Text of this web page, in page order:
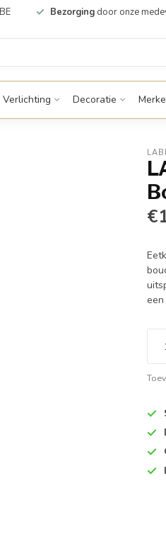
Bezorging door onze
Verlichting Decoratie